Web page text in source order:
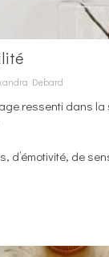
Debard
ressenti dans la
d’émotivité, de